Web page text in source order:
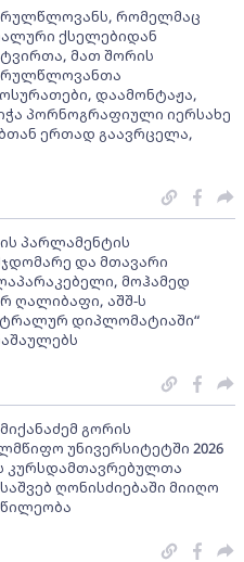
რომელმაც
ქსელებიდან
მათ შორის
დაამონტაჟა,
პორნოგრაფიული იერსახე
ერთად გაავრცელა,
პარლამენტის
და მთავარი
მოჰამედ
ღალიბაფი, აშშ-ს
დიპლომატიაში“
გორის
უნივერსიტეტში 2026
კურსდამთავრებულთა
ღონისძიებაში მიიღო